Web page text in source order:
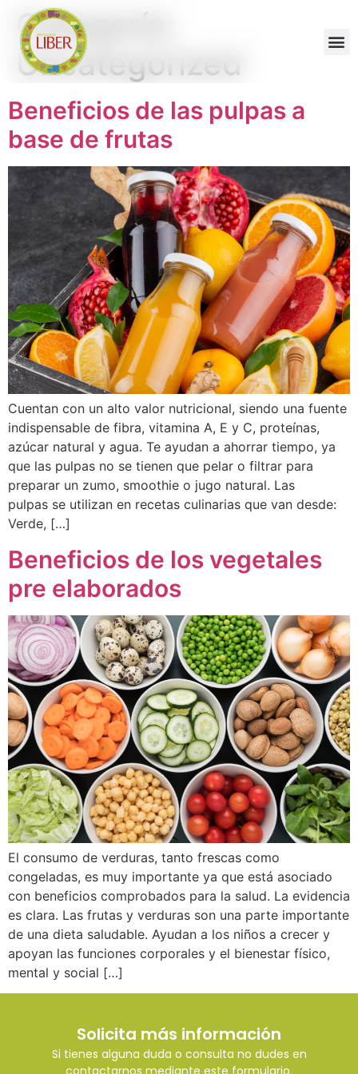
Categoría:
Uncategorized
Beneficios de las pulpas a
base de frutas
Cuentan con un alto valor nutricional, siendo una fuente
indispensable de fibra, vitamina A, E y C, proteínas,
azúcar natural y agua. Te ayudan a ahorrar tiempo, ya
que las pulpas no se tienen que pelar o filtrar para
preparar un zumo, smoothie o jugo natural. Las
pulpas se utilizan en recetas culinarias que van desde:
Verde, […]
Beneficios de los vegetales
pre elaborados
El consumo de verduras, tanto frescas como
congeladas, es muy importante ya que está asociado
con beneficios comprobados para la salud. La evidencia
es clara. Las frutas y verduras son una parte importante
de una dieta saludable. Ayudan a los niños a crecer y
apoyan las funciones corporales y el bienestar físico,
mental y social […]
Solicita más información
Si tienes alguna duda o consulta no dudes en
contactarnos mediante este formulario.